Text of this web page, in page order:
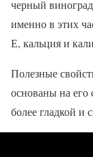
черный
именно в этих
Е, кальция и
Полезные
основаны на его
более гладкой и